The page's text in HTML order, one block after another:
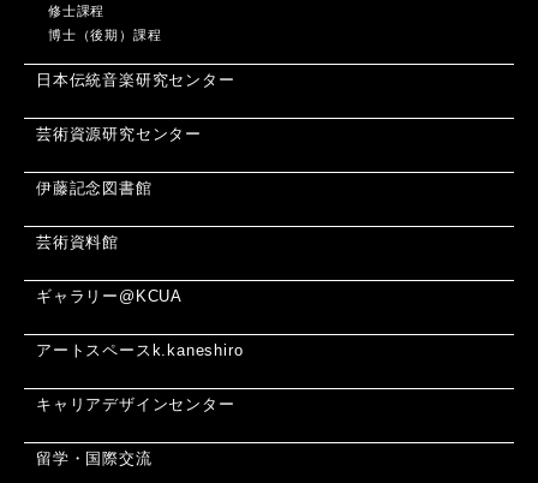
修士課程
博士（後期）課程
日本伝統音楽研究センター
芸術資源研究センター
伊藤記念図書館
芸術資料館
ギャラリー@KCUA
アートスペースk.kaneshiro
キャリアデザインセンター
留学・国際交流